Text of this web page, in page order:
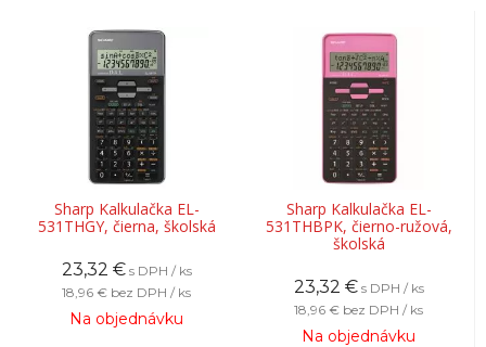
Sharp Kalkulačka EL-
531THGY, čierna, školská
23,32 € s DPH / ks
18,96 € bez DPH / ks
Na objednávku
Sharp Kalkulačka EL-
531THBPK, čierno-ružová,
školská
23,32 € s DPH / ks
18,96 € bez DPH / ks
Na objednávku